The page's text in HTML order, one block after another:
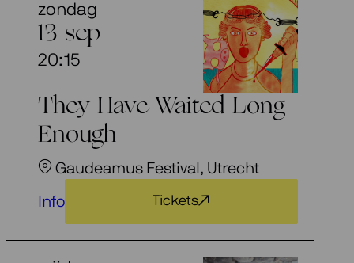
zondag
13 sep
20:15
They Have Waited Long
Enough
Gaudeamus Festival, Utrecht
Info Tickets